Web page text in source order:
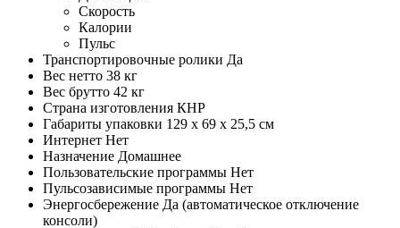
Скорость
Калории
Пульс
Транспортировочные ролики Да
Вес нетто 38 кг
Вес брутто 42 кг
Страна изготовления КНР
Габариты упаковки 129 х 69 х 25,5 см
Интернет Нет
Назначение Домашнее
Пользовательские программы Нет
Пульсозависимые программы Нет
Энергосбережение Да (автоматическое отключение
консоли)